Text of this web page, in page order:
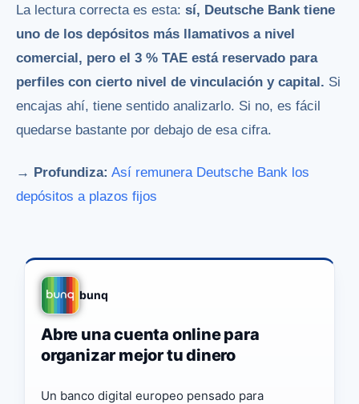
La lectura correcta es esta: sí, Deutsche Bank tiene
uno de los depósitos más llamativos a nivel
comercial, pero el 3 % TAE está reservado para
perfiles con cierto nivel de vinculación y capital. Si
encajas ahí, tiene sentido analizarlo. Si no, es fácil
quedarse bastante por debajo de esa cifra.
→ Profundiza: Así remunera Deutsche Bank los
depósitos a plazos fijos
bunq
Abre una cuenta online para
organizar mejor tu dinero
Un banco digital europeo pensado para